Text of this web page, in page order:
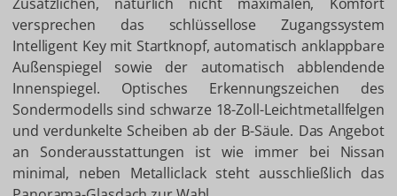
Zusätzlichen, natürlich nicht maximalen, Komfort
versprechen das schlüssellose Zugangssystem
Intelligent Key mit Startknopf, automatisch anklappbare
Außenspiegel sowie der automatisch abblendende
Innenspiegel. Optisches Erkennungszeichen des
Sondermodells sind schwarze 18-Zoll-Leichtmetallfelgen
und verdunkelte Scheiben ab der B-Säule. Das Angebot
an Sonderausstattungen ist wie immer bei Nissan
minimal, neben Metalliclack steht ausschließlich das